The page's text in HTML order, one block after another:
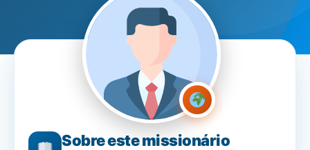
Sobre este missionário